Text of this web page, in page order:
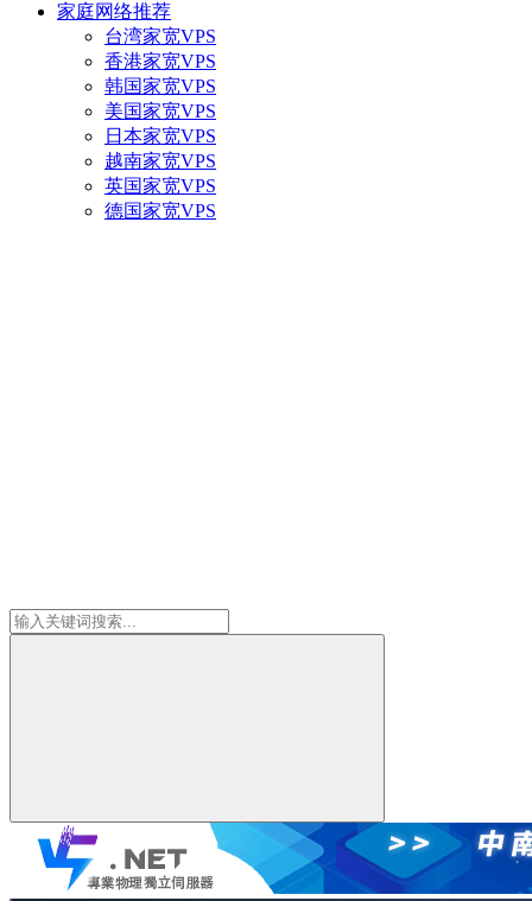
家庭网络推荐
台湾家宽VPS
香港家宽VPS
韩国家宽VPS
美国家宽VPS
日本家宽VPS
越南家宽VPS
英国家宽VPS
德国家宽VPS